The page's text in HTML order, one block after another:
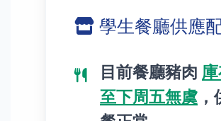
學生餐廳供應
目前餐廳豬肉
至下周五無虞 ，